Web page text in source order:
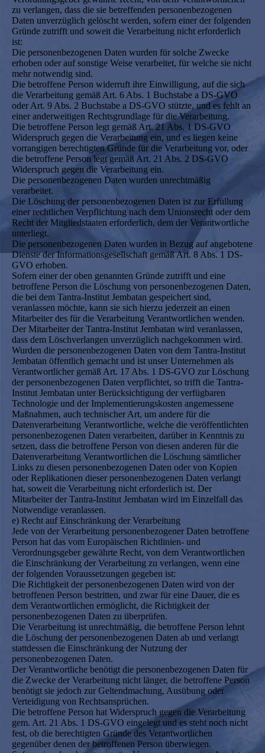
zu verlangen, dass die sie betreffenden personenbezogenen
Daten unverzüglich gelöscht werden, sofern einer der folgenden
Gründe zutrifft und soweit die Verarbeitung nicht erforderlich
ist:
Die personenbezogenen Daten wurden für solche Zwecke
erhoben oder auf sonstige Weise verarbeitet, für welche sie nicht
mehr notwendig sind.
Die betroffene Person widerruft ihre Einwilligung, auf die sich
die Verarbeitung gemäß Art. 6 Abs. 1 Buchstabe a DS-GVO
oder Art. 9 Abs. 2 Buchstabe a DS-GVO stützte, und es fehlt an
einer anderweitigen Rechtsgrundlage für die Verarbeitung.
Die betroffene Person legt gemäß Art. 21 Abs. 1 DS-GVO
Widerspruch gegen die Verarbeitung ein, und es liegen keine
vorrangigen berechtigten Gründe für die Verarbeitung vor, oder
die betroffene Person legt gemäß Art. 21 Abs. 2 DS-GVO
Widerspruch gegen die Verarbeitung ein.
Die personenbezogenen Daten wurden unrechtmäßig
verarbeitet.
Die Löschung der personenbezogenen Daten ist zur Erfüllung
einer rechtlichen Verpflichtung nach dem Unionsrecht oder dem
Recht der Mitgliedstaaten erforderlich, dem der Verantwortliche
unterliegt.
Die personenbezogenen Daten wurden in Bezug auf angebotene
Dienste der Informationsgesellschaft gemäß Art. 8 Abs. 1 DS-
GVO erhoben.
Sofern einer der oben genannten Gründe zutrifft und eine
betroffene Person die Löschung von personenbezogenen Daten,
die bei dem Tantra-Institut Jembatan gespeichert sind,
veranlassen möchte, kann sie sich hierzu jederzeit an einen
Mitarbeiter des für die Verarbeitung Verantwortlichen wenden.
Der Mitarbeiter der Tantra-Institut Jembatan wird veranlassen,
dass dem Löschverlangen unverzüglich nachgekommen wird.
Wurden die personenbezogenen Daten von dem Tantra-Institut
Jembatan öffentlich gemacht und ist unser Unternehmen als
Verantwortlicher gemäß Art. 17 Abs. 1 DS-GVO zur Löschung
der personenbezogenen Daten verpflichtet, so trifft die Tantra-
Institut Jembatan unter Berücksichtigung der verfügbaren
Technologie und der Implementierungskosten angemessene
Maßnahmen, auch technischer Art, um andere für die
Datenverarbeitung Verantwortliche, welche die veröffentlichten
personenbezogenen Daten verarbeiten, darüber in Kenntnis zu
setzen, dass die betroffene Person von diesen anderen für die
Datenverarbeitung Verantwortlichen die Löschung sämtlicher
Links zu diesen personenbezogenen Daten oder von Kopien
oder Replikationen dieser personenbezogenen Daten verlangt
hat, soweit die Verarbeitung nicht erforderlich ist. Der
Mitarbeiter der Tantra-Institut Jembatan wird im Einzelfall das
Notwendige veranlassen.
e) Recht auf Einschränkung der Verarbeitung
Jede von der Verarbeitung personenbezogener Daten betroffene
Person hat das vom Europäischen Richtlinien- und
Verordnungsgeber gewährte Recht, von dem Verantwortlichen
die Einschränkung der Verarbeitung zu verlangen, wenn eine
der folgenden Voraussetzungen gegeben ist:
Die Richtigkeit der personenbezogenen Daten wird von der
betroffenen Person bestritten, und zwar für eine Dauer, die es
dem Verantwortlichen ermöglicht, die Richtigkeit der
personenbezogenen Daten zu überprüfen.
Die Verarbeitung ist unrechtmäßig, die betroffene Person lehnt
die Löschung der personenbezogenen Daten ab und verlangt
stattdessen die Einschränkung der Nutzung der
personenbezogenen Daten.
Der Verantwortliche benötigt die personenbezogenen Daten für
die Zwecke der Verarbeitung nicht länger, die betroffene Person
benötigt sie jedoch zur Geltendmachung, Ausübung oder
Verteidigung von Rechtsansprüchen.
Die betroffene Person hat Widerspruch gegen die Verarbeitung
gem. Art. 21 Abs. 1 DS-GVO eingelegt und es steht noch nicht
fest, ob die berechtigten Gründe des Verantwortlichen
gegenüber denen der betroffenen Person überwiegen.